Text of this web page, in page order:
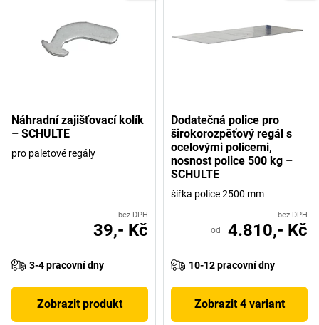
Náhradní zajišťovací kolík
– SCHULTE
pro paletové regály
bez DPH
39,- Kč
3-4 pracovní dny
Zobrazit produkt
Dodatečná police pro
širokorozpěťový regál s
ocelovými policemi,
nosnost police 500 kg –
SCHULTE
šířka police 2500 mm
bez DPH
od 4.810,- Kč
10-12 pracovní dny
Zobrazit 4 variant